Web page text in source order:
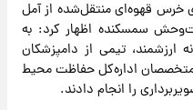
خرس قهوه‌ای منتقل‌شده از آمل
سمسکنده اظهار کرد: به
تیمی از دامپزشکان
اداره‌کل حفاظت محیط
را انجام دادند.